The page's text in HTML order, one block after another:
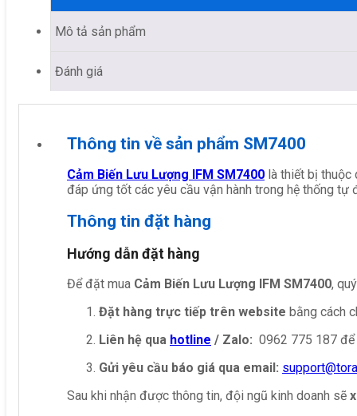
Mô tả sản phẩm
Đánh giá
Thông tin về sản phẩm SM7400
Cảm Biến Lưu Lượng IFM SM7400 là thiết bị
đáp ứng tốt các yêu cầu vận hành trong hệ thống tự
Thông tin đặt hàng
Hướng dẫn đặt hàng
Để đặt mua Cảm Biến Lưu Lượng IFM SM7400,
Đặt hàng trực tiếp trên website bằng cách
Liên hệ qua hotline / Zalo: 0962 775 187
Gửi yêu cầu báo giá qua email:
Sau khi nhận được thông tin, đội ngũ kinh doanh sẽ